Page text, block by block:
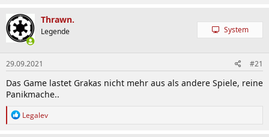
k
t
i
o
n
e
n
Thrawn.
Legende System
29.09.2021 #21
Das Game lastet Grakas nicht mehr aus als andere Spiele, reine
Panikmache..
RLegalev